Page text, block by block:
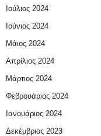
Ιούλιος 2024
Ιούνιος 2024
Μάιος 2024
Απρίλιος 2024
Μάρτιος 2024
Φεβρουάριος 2024
Ιανουάριος 2024
Δεκέμβριος 2023